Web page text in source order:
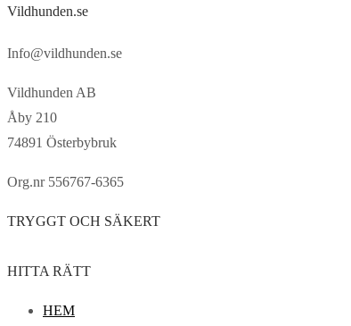
Vildhunden.se
Info@vildhunden.se
Vildhunden AB
Åby 210
74891 Österbybruk
Org.nr 556767-6365
TRYGGT OCH SÄKERT
HITTA RÄTT
HEM